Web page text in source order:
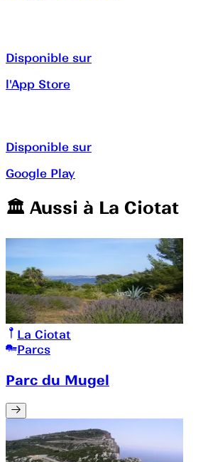
Disponible sur
l'App Store
Disponible sur
Google Play
🏛️️ Aussi à La Ciotat
La Ciotat
Parcs
Parc du Mugel